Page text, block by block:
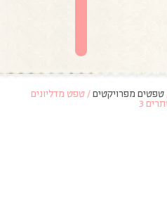
טפטים מפרויקטים/ טפט מדליונים
3